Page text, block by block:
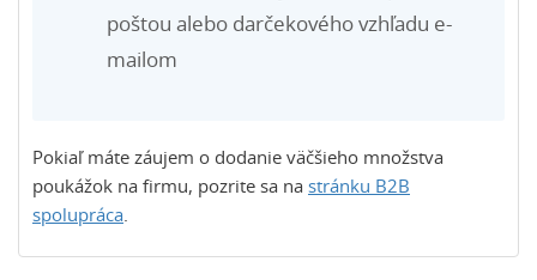
poštou alebo darčekového vzhľadu e-
mailom
Pokiaľ máte záujem o dodanie väčšieho množstva
poukážok na firmu, pozrite sa na stránku B2B
spolupráca